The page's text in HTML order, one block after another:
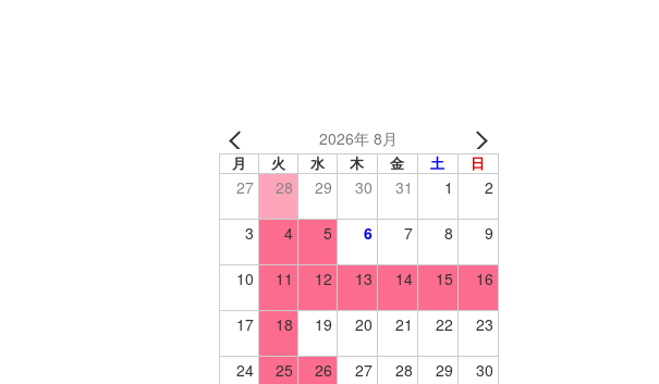
2026年 8月
月 火 水 木 金 土 日
27 28 29 30 31 1 2
3 4 5 6 7 8 9
10 11 12 13 14 15 16
17 18 19 20 21 22 23
24 25 26 27 28 29 30